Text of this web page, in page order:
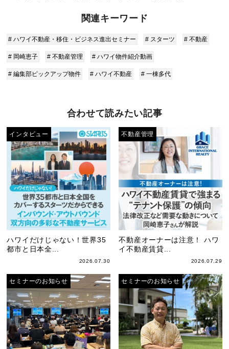
関連キーワード
# ハワイ不動産・移住・ビジネス進出セミナー # スターツ # 不動産
# 岡崎恵子 # 不動産管理 # ハワイ物件紹介動画
# 編集部ピックアップ物件 # ハワイ不動産 # 一棟多代
合わせて読みたい記事
インタビュー
ハワイだけじゃない！世界35
都市と日本全...
2026.07.30
不動産管理
不動産オーナーは注意！ ハワ
イ不動産賃貸...
2026.07.29
セミナーのお知らせ セミナーのお知らせ